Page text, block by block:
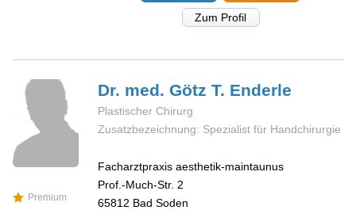
Zum Profil
Premium
Dr. med. Götz T. Enderle
Plastischer Chirurg
Zusatzbezeichnung: Spezialist für Handchirurgie
Facharztpraxis aesthetik-maintaunus
Prof.-Much-Str. 2
65812 Bad Soden